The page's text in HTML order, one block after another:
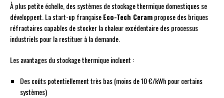
À plus petite échelle, des systèmes de stockage thermique domestiques se
développent. La start-up françaiseEco-Tech Cerampropose des briques
réfractaires capables de stocker la chaleur excédentaire des processus
industriels pour la restituer à la demande.
Les avantages du stockage thermique incluent :
Des coûts potentiellement très bas (moins de 10 €/kWh pour certains
systèmes)